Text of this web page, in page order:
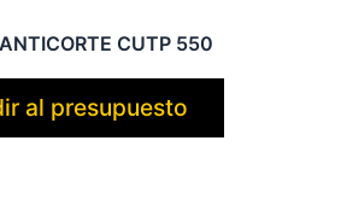
CUTP 550
al presupuesto